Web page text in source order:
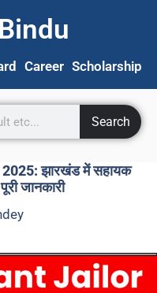
Career Scholarship
Search
झारखंड में सहायक
जानकारी